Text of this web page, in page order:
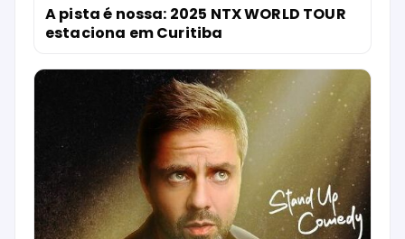
A pista é nossa: 2025 NTX WORLD TOUR
estaciona em Curitiba